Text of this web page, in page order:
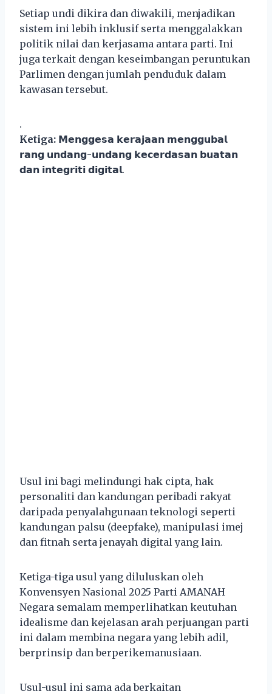
Setiap undi dikira dan diwakili, menjadikan
sistem ini lebih inklusif serta menggalakkan
politik nilai dan kerjasama antara parti. Ini
juga terkait dengan keseimbangan peruntukan
Parlimen dengan jumlah penduduk dalam
kawasan tersebut.
.
Ketiga: 𝗠𝗲𝗻𝗴𝗴𝗲𝘀𝗮 𝗸𝗲𝗿𝗮𝗷𝗮𝗮𝗻 𝗺𝗲𝗻𝗴𝗴𝘂𝗯𝗮𝗹
𝗿𝗮𝗻𝗴 𝘂𝗻𝗱𝗮𝗻𝗴-𝘂𝗻𝗱𝗮𝗻𝗴 𝗸𝗲𝗰𝗲𝗿𝗱𝗮𝘀𝗮𝗻 𝗯𝘂𝗮𝘁𝗮𝗻
𝗱𝗮𝗻 𝗶𝗻𝘁𝗲𝗴𝗿𝗶𝘁𝗶 𝗱𝗶𝗴𝗶𝘁𝗮𝗹.
Usul ini bagi melindungi hak cipta, hak
personaliti dan kandungan peribadi rakyat
daripada penyalahgunaan teknologi seperti
kandungan palsu (deepfake), manipulasi imej
dan fitnah serta jenayah digital yang lain.
Ketiga-tiga usul yang diluluskan oleh
Konvensyen Nasional 2025 Parti AMANAH
Negara semalam memperlihatkan keutuhan
idealisme dan kejelasan arah perjuangan parti
ini dalam membina negara yang lebih adil,
berprinsip dan berperikemanusiaan.
Usul-usul ini sama ada berkaitan